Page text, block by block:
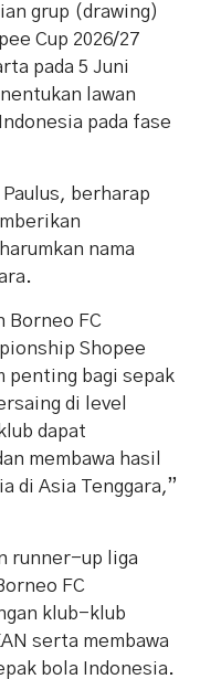
grup (drawing)
Cup 2026/27
pada 5 Juni
lawan
pada fase
berharap
nama
Borneo FC
Shopee
penting bagi sepak
di level
dapat
membawa hasil
di Asia Tenggara,”
runner-up liga
FC
klub-klub
serta membawa
bola Indonesia.